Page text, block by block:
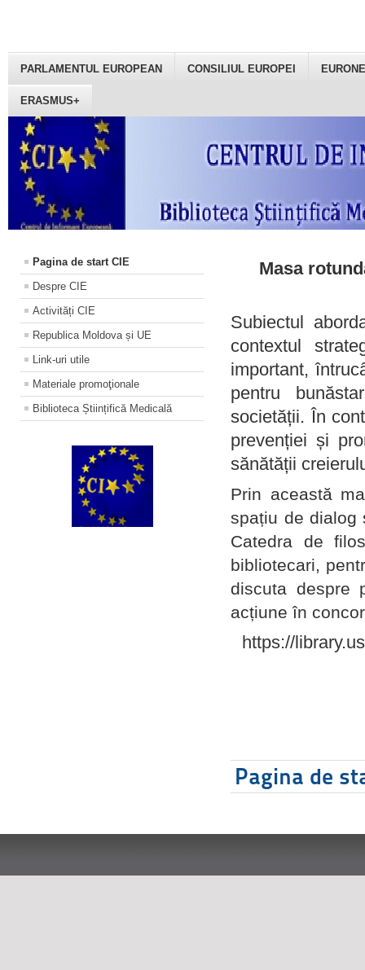
PARLAMENTUL EUROPEAN CONSILIUL EUROPEI
ERASMUS+
Pagina de start CIE
Despre CIE
Activități CIE
Republica Moldova și UE
Link-uri utile
Materiale promoţionale
Biblioteca Științifică Medicală
Masa
Subiectul
contextul
important,
pentru
societății. În
prevenției și
sănătății
Prin această
spațiu de dialog
Catedra de
bibliotecari,
discuta despre
acțiune în
https://
Pagina de